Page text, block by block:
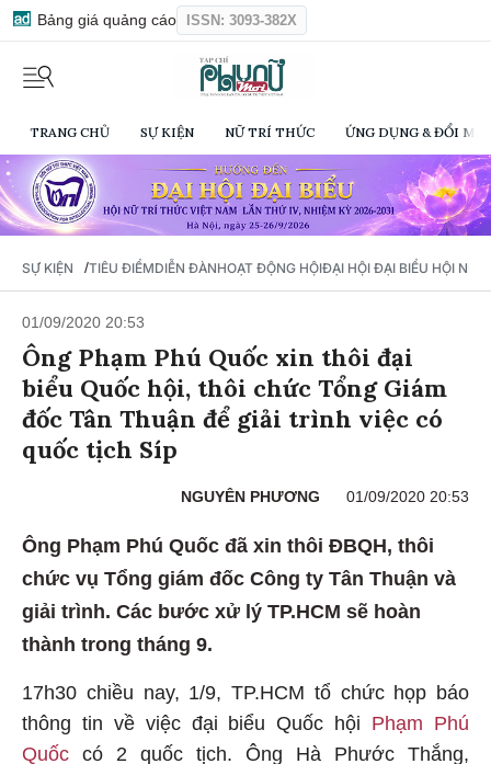
Bảng giá quảng cáo ISSN: 3093-382X
TRANG CHỦ SỰ KIỆN NỮ TRÍ THỨC ỨNG DỤNG & ĐỔI
SỰ KIỆN /TIÊU ĐIỂMDIỄN ĐÀNHOẠT ĐỘNG HỘIĐẠI HỘI ĐẠI BIỂU HỘI NỮ
01/09/2020 20:53
Ông Phạm Phú Quốc xin thôi đại
biểu Quốc hội, thôi chức Tổng Giám
đốc Tân Thuận để giải trình việc có
quốc tịch Síp
NGUYÊN PHƯƠNG 01/09/2020 20:53
Ông Phạm Phú Quốc đã xin thôi ĐBQH, thôi
chức vụ Tổng giám đốc Công ty Tân Thuận và
giải trình. Các bước xử lý TP.HCM sẽ hoàn
thành trong tháng 9.
17h30 chiều nay, 1/9, TP.HCM tổ chức họp báo
thông tin về việc đại biểu Quốc hội Phạm Phú
Quốc có 2 quốc tịch. Ông Hà Phước Thắng,